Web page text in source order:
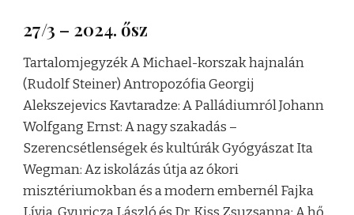
27/3 – 2024. ősz
Tartalomjegyzék A Michael-korszak hajnalán
(Rudolf Steiner) Antropozófia Georgij
Alekszejevics Kavtaradze: A Palládiumról Johann
Wolfgang Ernst: A nagy szakadás –
Szerencsétlenségek és kultúrák Gyógyászat Ita
Wegman: Az iskolázás útja az ókori
misztériumokban és a modern embernél Fajka